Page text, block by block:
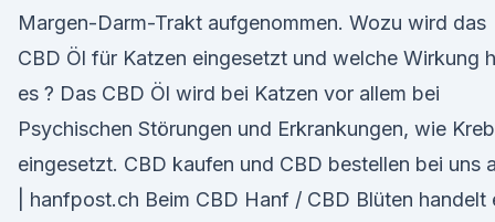
Margen-Darm-Trakt aufgenommen. Wozu wird das
CBD Öl für Katzen eingesetzt und welche Wirkung
es ? Das CBD Öl wird bei Katzen vor allem bei
Psychischen Störungen und Erkrankungen, wie
eingesetzt. CBD kaufen und CBD bestellen bei uns
| hanfpost.ch Beim CBD Hanf / CBD Blüten handelt